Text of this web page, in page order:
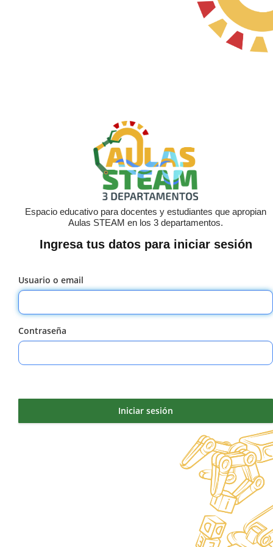
Espacio educativo para docentes y estudiantes que apropian
Aulas STEAM en los 3 departamentos.
Ingresa tus datos para iniciar sesión
Usuario o email
Contraseña